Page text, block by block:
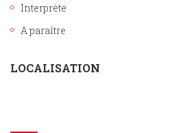
Interprète
A paraître
LOCALISATION